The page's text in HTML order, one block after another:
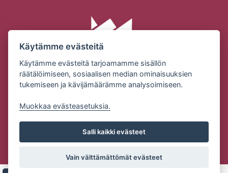
32210 LOIMAA
Puh: (02) 76 83101 | Email:
ville.alanen@miljoorakennus.fi
Käytämme evästeitä
Käytämme evästeitä tarjoamamme sisällön
räätälöimiseen, sosiaalisen median ominaisuuksien
tukemiseen ja kävijämäärämme analysoimiseen.
Muokkaa evästeasetuksia.
Salli kaikki evästeet
Vain välttämättömät evästeet